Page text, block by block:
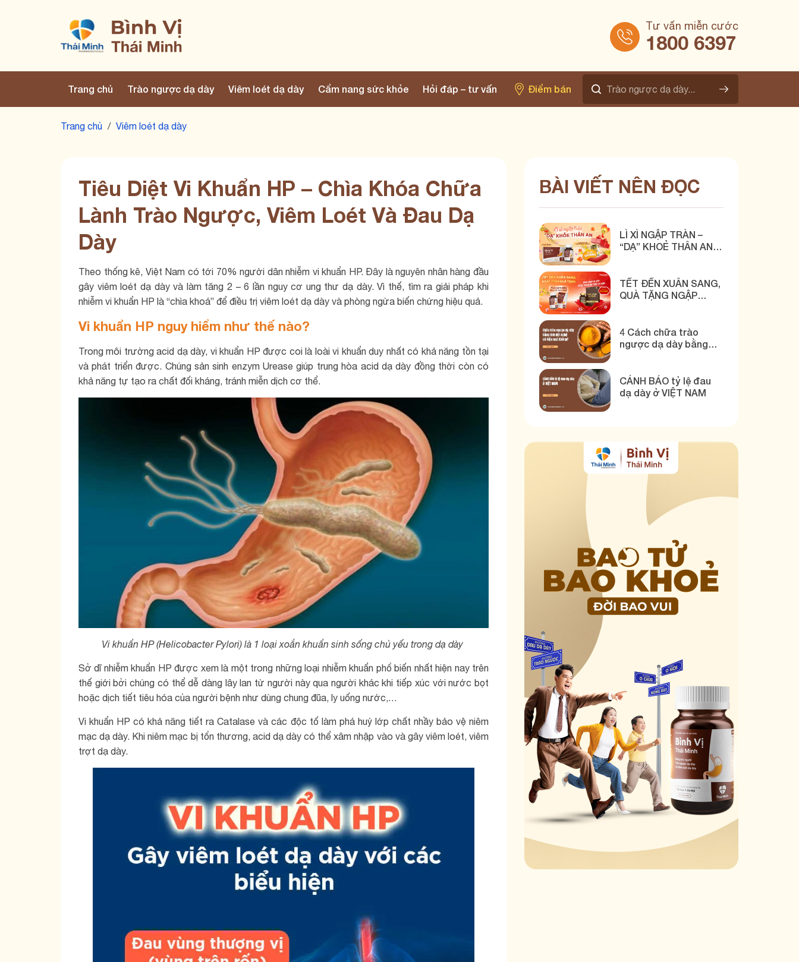
Tư vấn miễn cước
1800 6397
Trang chủ Trào ngược dạ dày Viêm loét dạ dày Cẩm nang sức khỏe Hỏi đáp – tư vấn Điểm bán
Trang chủ / Viêm loét dạ dày
Tiêu Diệt Vi Khuẩn HP – Chìa Khóa Chữa
Lành Trào Ngược, Viêm Loét Và Đau Dạ
Dày
Theo thống kê, Việt Nam có tới 70% người dân nhiễm vi khuẩn HP. Đây là nguyên nhân hàng đầu
gây viêm loét dạ dày và làm tăng 2 – 6 lần nguy cơ ung thư dạ dày. Vì thế, tìm ra giải pháp khi
nhiễm vi khuẩn HP là “chìa khoá” để điều trị viêm loét dạ dày và phòng ngừa biến chứng hiệu quả.
Vi khuẩn HP nguy hiểm như thế nào?
Trong môi trường acid dạ dày, vi khuẩn HP được coi là loài vi khuẩn duy nhất có khả năng tồn tại
và phát triển được. Chúng sản sinh enzym Urease giúp trung hòa acid dạ dày đồng thời còn có
khả năng tự tạo ra chất đối kháng, tránh miễn dịch cơ thể.
Vi khuẩn HP (Helicobacter Pylori) là 1 loại xoắn khuẩn sinh sống chủ yếu trong dạ dày
Sở dĩ nhiễm khuẩn HP được xem là một trong những loại nhiễm khuẩn phổ biến nhất hiện nay trên
thế giới bởi chúng có thể dễ dàng lây lan từ người này qua người khác khi tiếp xúc với nước bọt
hoặc dịch tiết tiêu hóa của người bệnh như dùng chung đũa, ly uống nước,…
Vi khuẩn HP có khả năng tiết ra Catalase và các độc tố làm phá huỷ lớp chất nhầy bảo vệ niêm
mạc dạ dày. Khi niêm mạc bị tổn thương, acid dạ dày có thể xâm nhập vào và gây viêm loét, viêm
trợt dạ dày.
BÀI VIẾT NÊN ĐỌC
LÌ XÌ NGẬP TRÀN –
“DẠ” KHOẺ THÂN AN
TẾT ĐẾN XUÂN SANG,
QUÀ TẶNG NGẬP
4 Cách chữa trào
ngược dạ dày bằng
CẢNH BÁO tỷ lệ đau
dạ dày ở VIỆT NAM